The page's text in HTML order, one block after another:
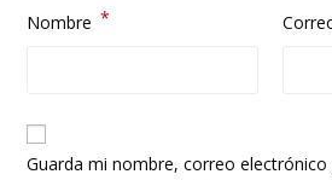
Nombre *
Guarda mi nombre, correo electrónico